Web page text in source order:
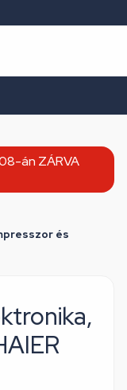
án ZÁRVA
és